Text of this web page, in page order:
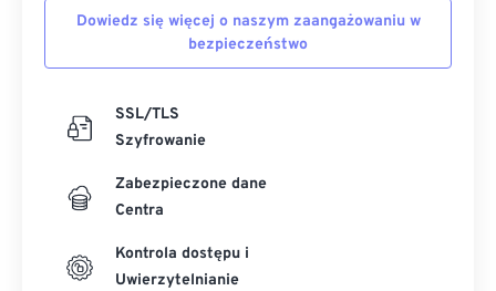
Dowiedz się więcej o naszym zaangażowaniu w
bezpieczeństwo
SSL/TLS
Szyfrowanie
Zabezpieczone dane
Centra
Kontrola dostępu i
Uwierzytelnianie